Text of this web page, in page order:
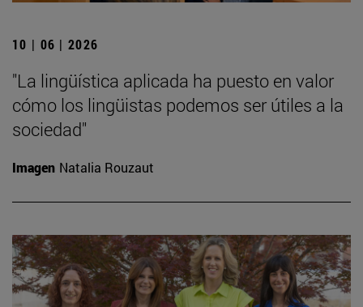
10 | 06 | 2026
"La lingüística aplicada ha puesto en valor
cómo los lingüistas podemos ser útiles a la
sociedad"
Imagen Natalia Rouzaut